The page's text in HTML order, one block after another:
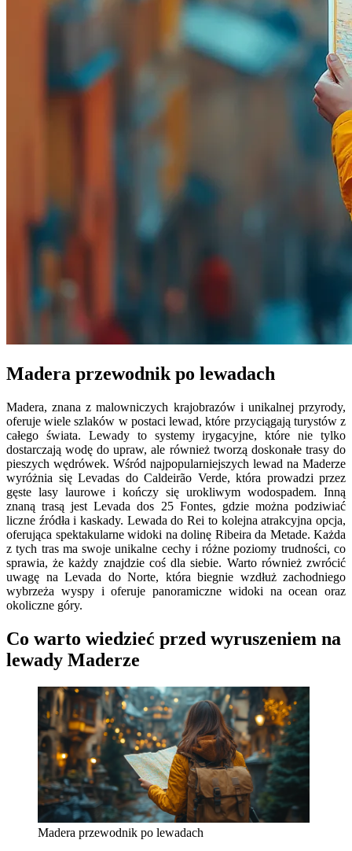
Madera przewodnik po lewadach
Madera, znana z malowniczych krajobrazów i unikalnej przyrody,
oferuje wiele szlaków w postaci lewad, które przyciągają turystów z
całego świata. Lewady to systemy irygacyjne, które nie tylko
dostarczają wodę do upraw, ale również tworzą doskonałe trasy do
pieszych wędrówek. Wśród najpopularniejszych lewad na Maderze
wyróżnia się Levadas do Caldeirão Verde, która prowadzi przez
gęste lasy laurowe i kończy się urokliwym wodospadem. Inną
znaną trasą jest Levada dos 25 Fontes, gdzie można podziwiać
liczne źródła i kaskady. Lewada do Rei to kolejna atrakcyjna opcja,
oferująca spektakularne widoki na dolinę Ribeira da Metade. Każda
z tych tras ma swoje unikalne cechy i różne poziomy trudności, co
sprawia, że każdy znajdzie coś dla siebie. Warto również zwrócić
uwagę na Levada do Norte, która biegnie wzdłuż zachodniego
wybrzeża wyspy i oferuje panoramiczne widoki na ocean oraz
okoliczne góry.
Co warto wiedzieć przed wyruszeniem na
lewady Maderze
Madera przewodnik po lewadach